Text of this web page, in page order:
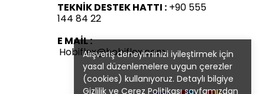
Alışveriş deneyiminizi iyileştirmek için
yasal düzenlemelere uygun çerezler
(cookies) kullanıyoruz. Detaylı bilgiye
Gizlilik ve Çerez Politikasısayfamızdan
TEKNİK DESTEK HATTI : +90 555
144 84 22
E MAİL :
Hobiflex@hobiflex.com